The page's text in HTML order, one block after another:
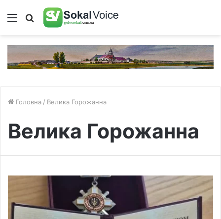
Меню Пошук
Головна / Велика Горожанна
Велика Горожанна